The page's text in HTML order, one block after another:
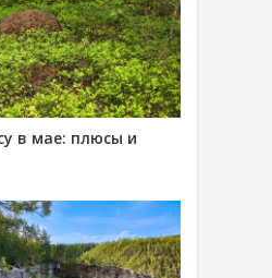
в мае: плюсы и